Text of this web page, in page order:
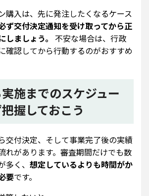
購入は、先に発注したくなるケース
ず交付決定通知を受け取ってから正
しましょう。 不安な場合は、行政
確認してから行動するのがおすすめ
施までのスケジュー
握しておこう
交付決定、そして事業完了後の実績
れがあります。審査期間だけでも数
多く、 想定しているよりも時間がか
要です。